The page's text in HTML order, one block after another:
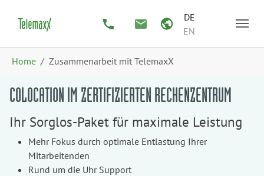
DE
EN
Home Zusammenarbeit mit TelemaxX
COLOCATION IM ZERTIFIZIERTEN RECHENZENTRUM
Ihr Sorglos-Paket für maximale Leistung
Mehr Fokus durch optimale Entlastung Ihrer
Mitarbeitenden
Rund um die Uhr Support